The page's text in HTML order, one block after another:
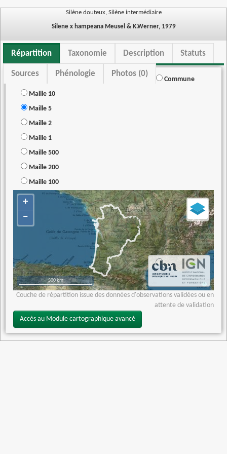
Silène douteux, Silène intermédiaire
Silene x hampeana Meusel & K.Werner, 1979
Répartition Taxonomie Description Statuts
Sources Phénologie Photos (0)
Commune
Maille 10
Maille 5
Maille 2
Maille 1
Maille 500
Maille 200
Maille 100
+
−
500 km
Couche de répartition issue des données d'observations validées ou en
attente de validation
Accès au Module cartographique avancé